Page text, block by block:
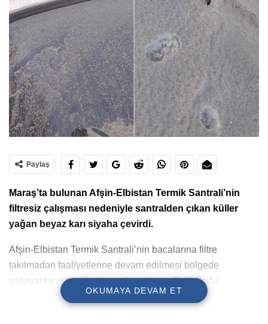
Paylaş
Maraş’ta bulunan Afşin-Elbistan Termik Santrali’nin
filtresiz çalışması nedeniyle santralden çıkan küller
yağan beyaz karı siyaha çevirdi.
Afşin-Elbistan Termik Santrali’nin bacalarına filtre
takılmadan faaliyetlerine devam edilmesi bölgede
yaşayanların tepkilerine neden oluyor. CHP Doğa
Haklarından Sorumlu Genel Başkan Yardımcısı ve Maraş
OKUMAYA DEVAM ET